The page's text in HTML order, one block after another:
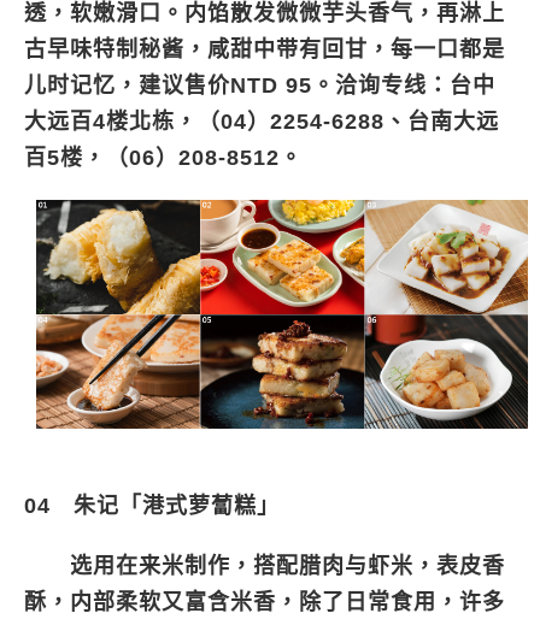
透，软嫩滑口。内馅散发微微芋头香气，再淋上
古早味特制秘酱，咸甜中带有回甘，每一口都是
儿时记忆，建议售价NTD 95。洽询专线：台中
大远百4楼北栋，（04）2254-6288、台南大远
百5楼，（06）208-8512。
04 朱记「港式萝蔔糕」
选用在来米制作，搭配腊肉与虾米，表皮香
酥，内部柔软又富含米香，除了日常食用，许多